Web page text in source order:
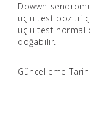
Dowwn
üçlü test pozitif
üçlü test normal
doğabilir.
Güncelleme